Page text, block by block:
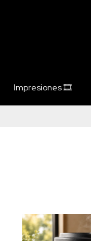
Impresiones 🎞️